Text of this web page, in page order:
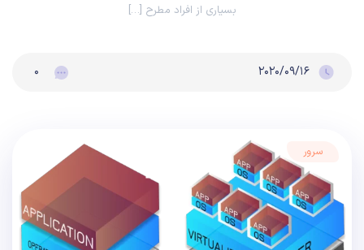
بسیاری از افراد مطرح […]
۲۰۲۰/۰۹/۱۶ ۰
سرور